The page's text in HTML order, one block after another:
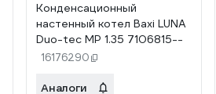
Конденсационный
настенный котел Baxi LUNA
Duo-tec MP 1.35 7106815--
16176290
Аналоги